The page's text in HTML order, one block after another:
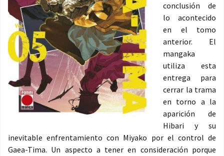
conclusión de
lo acontecido
en el tomo
anterior. El
mangaka
utiliza esta
entrega para
cerrar la trama
en torno a la
aparición de
Hibari y su
inevitable enfrentamiento con Miyako por el control de
Gaea-Tima. Un aspecto a tener en consideración porque